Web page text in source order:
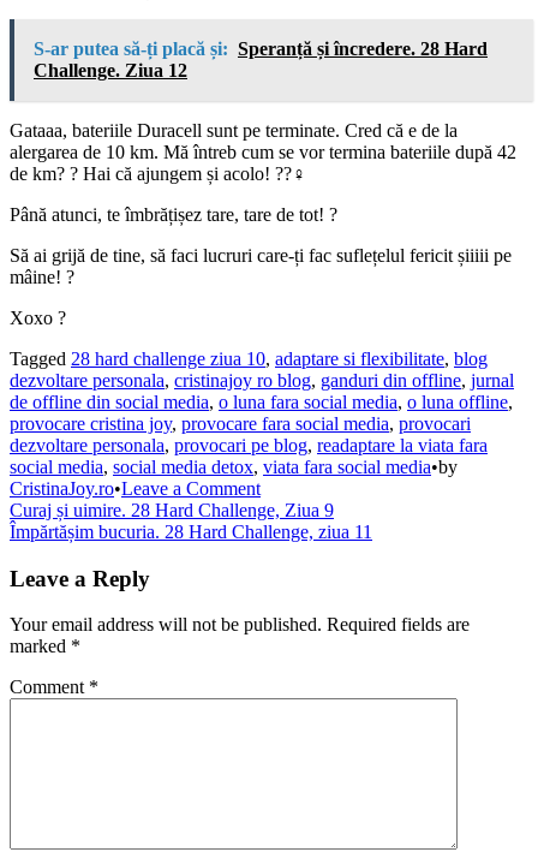
S-ar putea să-ți placă și: Speranță și încredere. 28 Hard
Challenge. Ziua 12
Gataaa, bateriile Duracell sunt pe terminate. Cred că e de la
alergarea de 10 km. Mă întreb cum se vor termina bateriile după 42
de km? ? Hai că ajungem și acolo! ??‍♀️
Până atunci, te îmbrățișez tare, tare de tot! ?
Să ai grijă de tine, să faci lucruri care-ți fac suflețelul fericit șiiiii pe
mâine! ?
Xoxo ?
Tagged 28 hard challenge ziua 10, adaptare si flexibilitate, blog
dezvoltare personala, cristinajoy ro blog, ganduri din offline, jurnal
de offline din social media, o luna fara social media, o luna offline,
provocare cristina joy, provocare fara social media, provocari
dezvoltare personala, provocari pe blog, readaptare la viata fara
social media, social media detox, viata fara social media•by
CristinaJoy.ro•Leave a Commenton
Acțiune
și
Challenge,
Post
navigation
Curaj și uimire. 28 Hard Challenge, Ziua 9
Împărtășim bucuria. 28 Hard Challenge, ziua 11
Leave a Reply
Your email address will not be published. Required fields are
marked *
Comment *